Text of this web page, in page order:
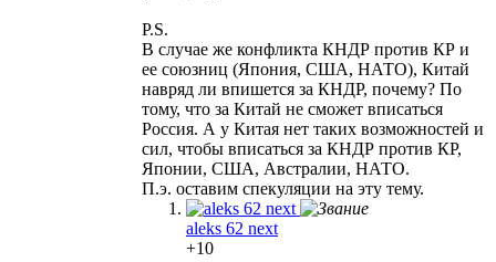
P.S.
В случае же конфликта КНДР против КР и
ее союзниц (Япония, США, НАТО), Китай
навряд ли впишется за КНДР, почему? По
тому, что за Китай не сможет вписаться
Россия. А у Китая нет таких возможностей и
сил, чтобы вписаться за КНДР против КР,
Японии, США, Австралии, НАТО.
П.э. оставим спекуляции на эту тему.
aleks 62 next
+10